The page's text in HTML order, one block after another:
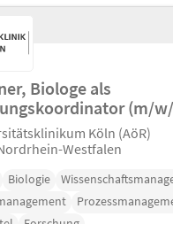
Biologe als
(m/
Köln (AöR)
Westfalen
Biologie
Forschung